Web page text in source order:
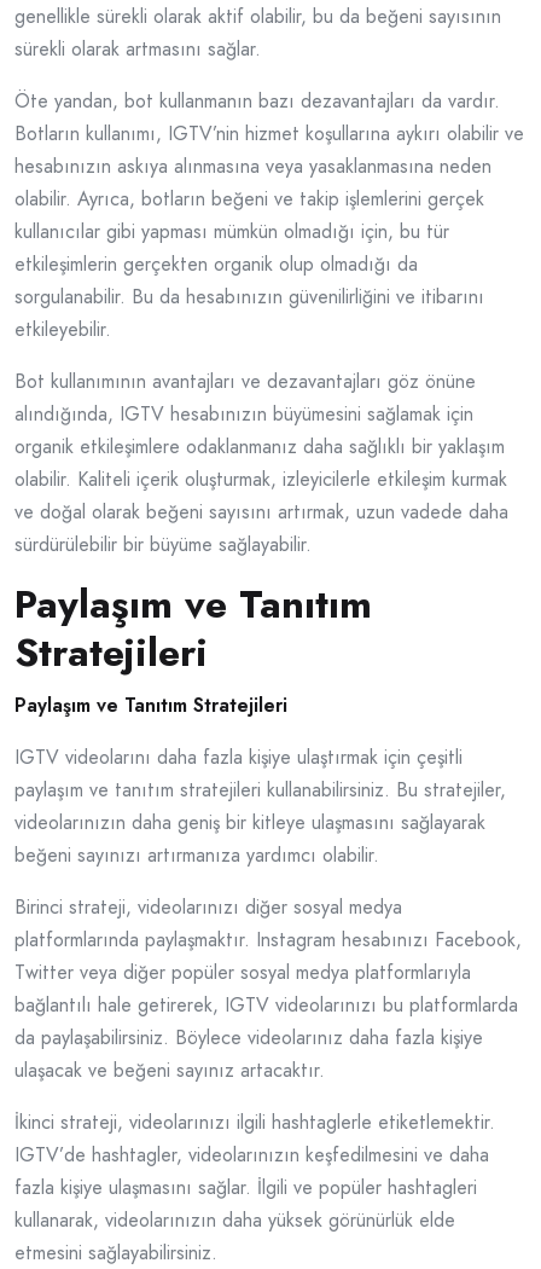
genellikle sürekli olarak aktif olabilir, bu da beğeni sayısının
sürekli olarak artmasını sağlar.
Öte yandan, bot kullanmanın bazı dezavantajları da vardır.
Botların kullanımı, IGTV’nin hizmet koşullarına aykırı olabilir ve
hesabınızın askıya alınmasına veya yasaklanmasına neden
olabilir. Ayrıca, botların beğeni ve takip işlemlerini gerçek
kullanıcılar gibi yapması mümkün olmadığı için, bu tür
etkileşimlerin gerçekten organik olup olmadığı da
sorgulanabilir. Bu da hesabınızın güvenilirliğini ve itibarını
etkileyebilir.
Bot kullanımının avantajları ve dezavantajları göz önüne
alındığında, IGTV hesabınızın büyümesini sağlamak için
organik etkileşimlere odaklanmanız daha sağlıklı bir yaklaşım
olabilir. Kaliteli içerik oluşturmak, izleyicilerle etkileşim kurmak
ve doğal olarak beğeni sayısını artırmak, uzun vadede daha
sürdürülebilir bir büyüme sağlayabilir.
Paylaşım ve Tanıtım
Stratejileri
Paylaşım ve Tanıtım Stratejileri
IGTV videolarını daha fazla kişiye ulaştırmak için çeşitli
paylaşım ve tanıtım stratejileri kullanabilirsiniz. Bu stratejiler,
videolarınızın daha geniş bir kitleye ulaşmasını sağlayarak
beğeni sayınızı artırmanıza yardımcı olabilir.
Birinci strateji, videolarınızı diğer sosyal medya
platformlarında paylaşmaktır. Instagram hesabınızı Facebook,
Twitter veya diğer popüler sosyal medya platformlarıyla
bağlantılı hale getirerek, IGTV videolarınızı bu platformlarda
da paylaşabilirsiniz. Böylece videolarınız daha fazla kişiye
ulaşacak ve beğeni sayınız artacaktır.
İkinci strateji, videolarınızı ilgili hashtaglerle etiketlemektir.
IGTV’de hashtagler, videolarınızın keşfedilmesini ve daha
fazla kişiye ulaşmasını sağlar. İlgili ve popüler hashtagleri
kullanarak, videolarınızın daha yüksek görünürlük elde
etmesini sağlayabilirsiniz.